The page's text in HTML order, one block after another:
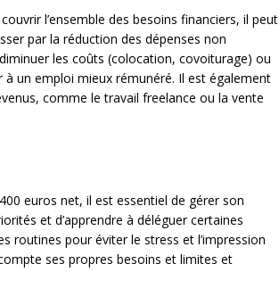
l’ensemble des besoins financiers, il peut
par la réduction des dépenses non
les coûts (colocation, covoiturage) ou
un emploi mieux rémunéré. Il est également
comme le travail freelance ou la vente
euros net, il est essentiel de gérer son
et d’apprendre à déléguer certaines
routines pour éviter le stress et l’impression
ses propres besoins et limites et